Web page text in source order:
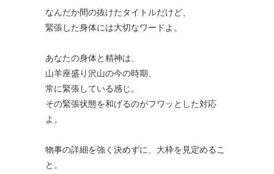
なんだか間の抜けたタイトルだけど、
緊張した身体には大切なワードよ。
あなたの身体と精神は、
山羊座盛り沢山の今の時期、
常に緊張している感じ。
その緊張状態を和げるのがフワッとした対応
よ。
物事の詳細を強く決めずに、大枠を見定めるこ
と。